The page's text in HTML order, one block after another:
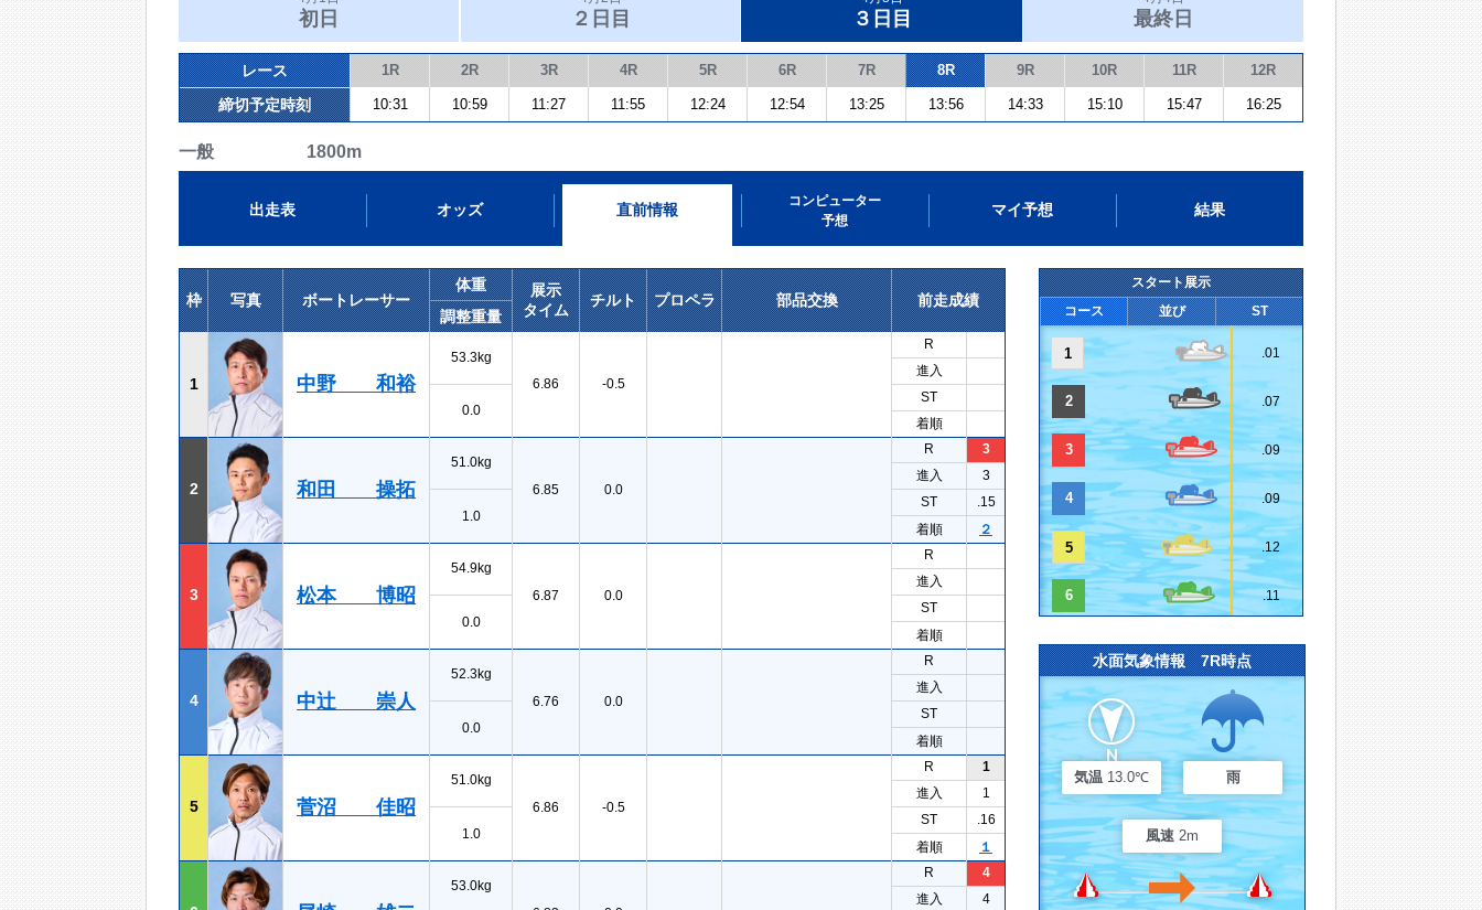
初日 ２日目 ３日目 最終日
レース 1R 2R 3R 4R 5R 6R 7R 8R 9R 10R 11R 12R
締切予定時刻 10:31 10:59 11:27 11:55 12:24 12:54 13:25 13:56 14:33 15:10 15:47 16:25
一般 1800m
出走表 オッズ 直前情報
コンピューター
予想
マイ予想 結果
枠 写真 ボートレーサー
体重
展示
タイム
チルト プロペラ 部品交換
前走成績
調整重量
1 中野 和裕
53.3kg
6.86
-0.5
R
進入
0.0
ST
着順
2 和田 操拓
51.0kg
6.85
0.0
R
3
進入
3
1.0
ST
.15
着順
２
3 松本 博昭
54.9kg
6.87
0.0
R
進入
0.0
ST
着順
4 中辻 崇人
52.3kg
6.76
0.0
R
進入
0.0
ST
着順
5 菅沼 佳昭
51.0kg
6.86
-0.5
R
1
進入
1
1.0
ST
.16
着順
１
53.0kg
R
4
進入
4
スタート展示
コース
並び ST
1 .01
2 .07
3 .09
4 .09
5 .12
6 .11
水面気象情報 7R時点
気温 13.0℃ 雨
風速 2m